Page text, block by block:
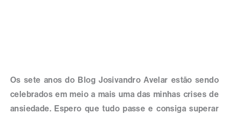
Os sete anos do Blog Josivandro Avelar estão sendo
celebrados em meio a mais uma das minhas crises de
ansiedade. Espero que tudo passe e consiga superar